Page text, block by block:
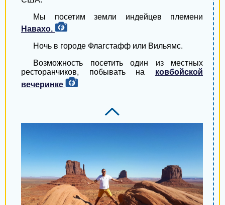
Красноград
Мы посетим земли индейцев племени
Навахо.
Ночь в городе Флагстафф или Вильямс.
Возможность посетить один из местных
ресторанчиков, побывать на ковбойской
вечеринке